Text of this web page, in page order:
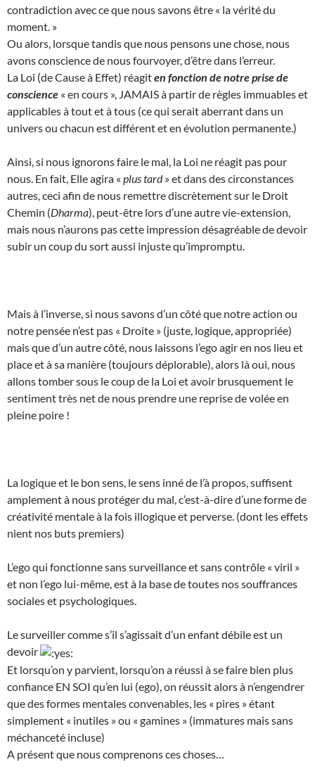
contradiction avec ce que nous savons être « la vérité du
moment. »
Ou alors, lorsque tandis que nous pensons une chose, nous
avons conscience de nous fourvoyer, d’être dans l’erreur.
La Loi (de Cause à Effet) réagiten fonction de notre prise de
conscience « en cours », JAMAIS à partir de règles immuables et
applicables à tout et à tous (ce qui serait aberrant dans un
univers ou chacun est différent et en évolution permanente.)
Ainsi, si nous ignorons faire le mal, la Loi ne réagit pas pour
nous. En fait, Elle agira « plus tard» et dans des circonstances
autres, ceci afin de nous remettre discrètement sur le Droit
Chemin (Dharma), peut-être lors d’une autre vie-extension,
mais nous n’aurons pas cette impression désagréable de devoir
subir un coup du sort aussi injuste qu’impromptu.
Mais à l’inverse, si nous savons d’un côté que notre action ou
notre pensée n’est pas « Droite » (juste, logique, appropriée)
mais que d’un autre côté, nous laissons l’ego agir en nos lieu et
place et à sa manière (toujours déplorable), alors là oui, nous
allons tomber sous le coup de la Loi et avoir brusquement le
sentiment très net de nous prendre une reprise de volée en
pleine poire !
La logique et le bon sens, le sens inné de l’à propos, suffisent
amplement à nous protéger du mal, c’est-à-dire d’une forme de
créativité mentale à la fois illogique et perverse. (dont les effets
nient nos buts premiers)
L’ego qui fonctionne sans surveillance et sans contrôle « viril »
et non l’ego lui-même, est à la base de toutes nos souffrances
sociales et psychologiques.
Le surveiller comme s’il s’agissait d’un enfant débile est un
devoir
Et lorsqu’on y parvient, lorsqu’on a réussi à se faire bien plus
confiance EN SOI qu’en lui (ego), on réussit alors à n’engendrer
que des formes mentales convenables, les « pires » étant
simplement « inutiles » ou « gamines » (immatures mais sans
méchanceté incluse)
A présent que nous comprenons ces choses…